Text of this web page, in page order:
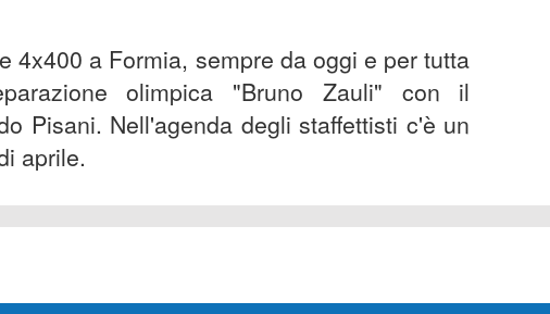
4x400 a Formia, sempre da oggi e per tutta
olimpica "Bruno Zauli" con il
Pisani. Nell'agenda degli staffettisti c'è un
aprile.